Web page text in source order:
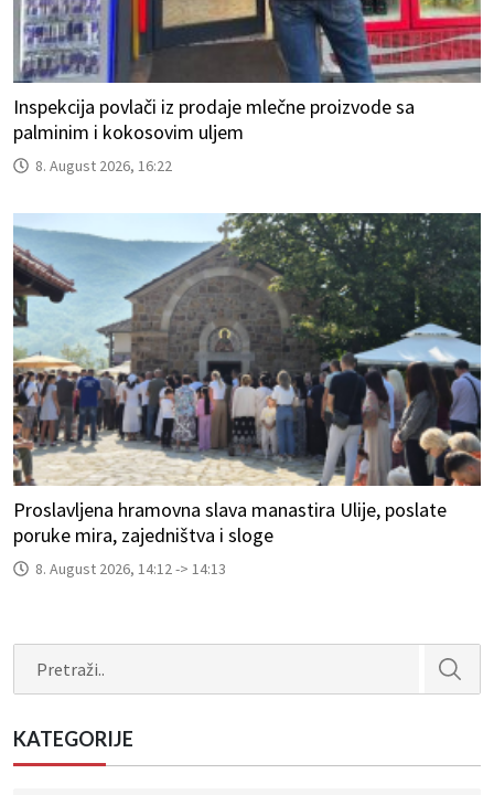
Inspekcija povlači iz prodaje mlečne proizvode sa
palminim i kokosovim uljem
8. August 2026, 16:22
Proslavljena hramovna slava manastira Ulije, poslate
poruke mira, zajedništva i sloge
8. August 2026, 14:12 -> 14:13
KATEGORIJE